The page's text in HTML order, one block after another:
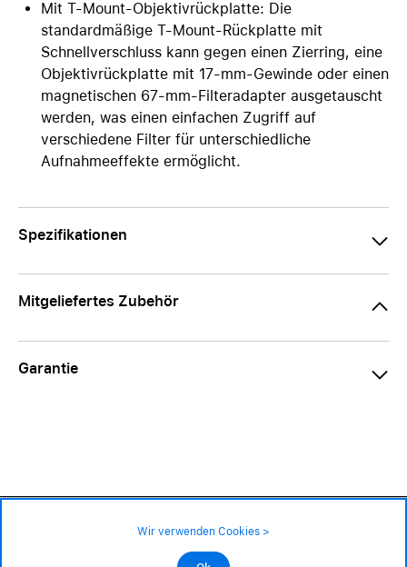
Mit T-Mount-Objektivrückplatte: Die
standardmäßige T-Mount-Rückplatte mit
Schnellverschluss kann gegen einen Zierring, eine
Objektivrückplatte mit 17-mm-Gewinde oder einen
magnetischen 67-mm-Filteradapter ausgetauscht
werden, was einen einfachen Zugriff auf
verschiedene Filter für unterschiedliche
Aufnahmeeffekte ermöglicht.
Spezifikationen
Mitgeliefertes Zubehör
Garantie
©2026 Alle Rechte sind vorbehalten
Wir verwenden Cookies >